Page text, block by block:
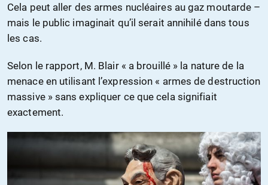
Cela peut aller des armes nucléaires au gaz moutarde –
mais le public imaginait qu’il serait annihilé dans tous
les cas.
Selon le rapport, M. Blair « a brouillé » la nature de la
menace en utilisant l’expression « armes de destruction
massive » sans expliquer ce que cela signifiait
exactement.